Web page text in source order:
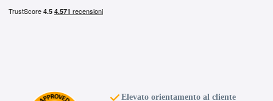
Elevato orientamento al cliente